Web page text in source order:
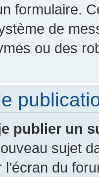
formulaire.
de
ou des
publier un
sujet
du